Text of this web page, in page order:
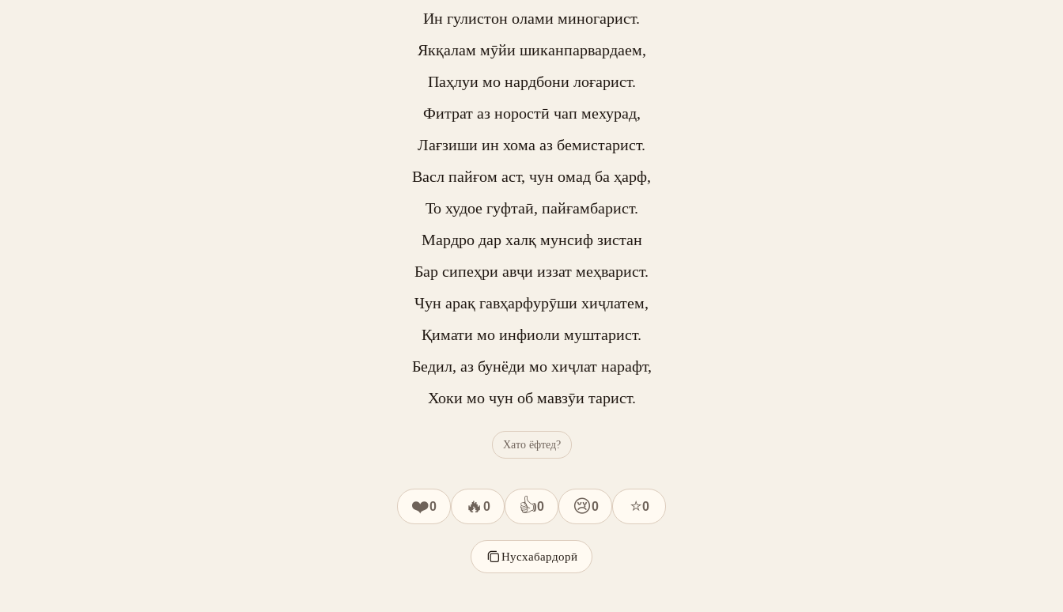
Ин гулистон олами миногарист.
Якқалам мӯйи шиканпарвардаем,
Паҳлуи мо нардбони лоғарист.
Фитрат аз норостӣ чап мехурад,
Лағзиши ин хома аз бемистарист.
Васл пайғом аст, чун омад ба ҳарф,
То худое гуфтаӣ, пайғамбарист.
Мардро дар халқ мунсиф зистан
Бар сипеҳри авҷи иззат меҳварист.
Чун арақ гавҳарфурӯши хиҷлатем,
Қимати мо инфиоли муштарист.
Бедил, аз бунёди мо хиҷлат нарафт,
Хоки мо чун об мавзӯи тарист.
Хато ёфтед?
❤️0 🔥 0 👍0 😢0 ⭐0
Нусхабардорӣ